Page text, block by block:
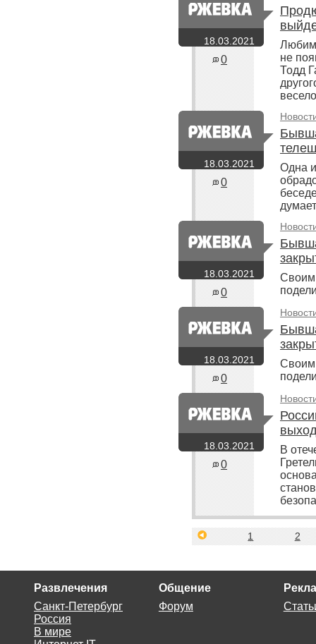
18.03.2021
0
не
Тодд
18.03.2021
0
Одна
18.03.2021
0
18.03.2021
0
18.03.2021
0
В
< 1 2
Развлечения
Санкт-Петербург
Россия
В мире
Общение
Форум